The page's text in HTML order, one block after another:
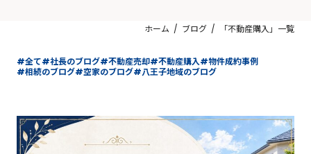
ホーム ブログ 「不動産購入」一覧
#全て#社長のブログ#不動産売却#不動産購入#物件成約事例
#相続のブログ#空家のブログ#八王子地域のブログ